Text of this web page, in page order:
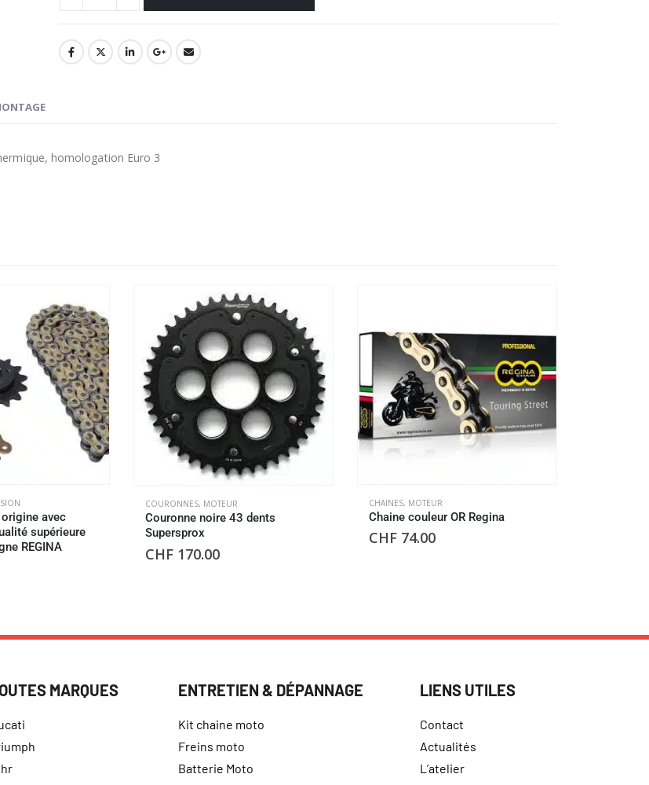
homologation Euro 3
avec
supérieure
REGINA
COURONNES, MOTEUR
Couronne noire 43 dents
Supersprox
CHF 170.00
CHAINES, MOTEUR
Chaine couleur OR Regina
CHF 74.00
MARQUES ENTRETIEN & DÉPANNAGE
Kit chaine moto
Freins moto
Batterie Moto
LIENS UTILES
Contact
Actualités
L’atelier